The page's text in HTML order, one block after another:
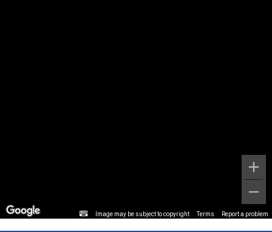
Image may be subject to copyright Terms Report a problem